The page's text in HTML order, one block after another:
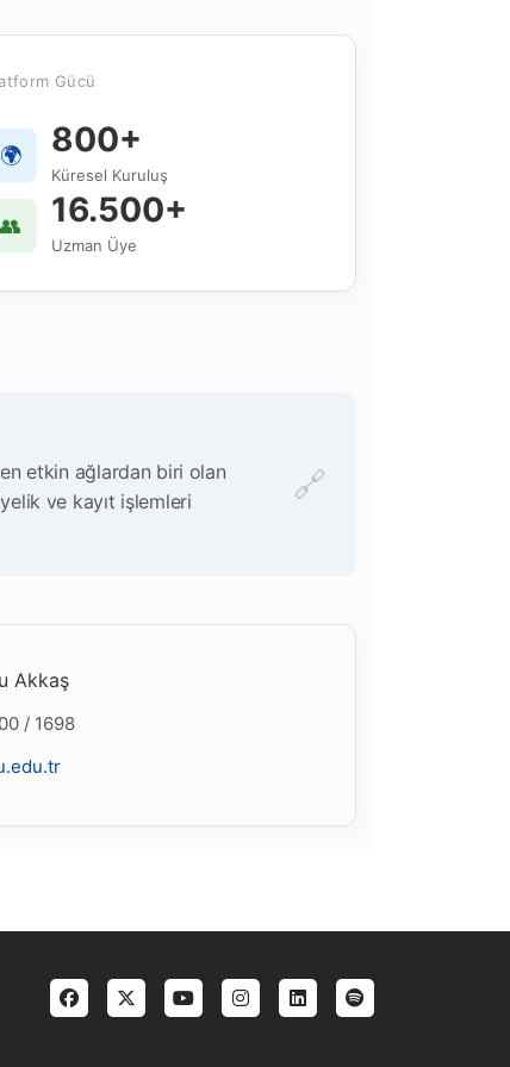
Gücü
🌍 800+
Küresel Kuruluş
👥 16.500+
Uzman Üye
etkin ağlardan biri olan
ve kayıt işlemleri
🔗
Akkaş
/ 1698
3 TR
Social menu